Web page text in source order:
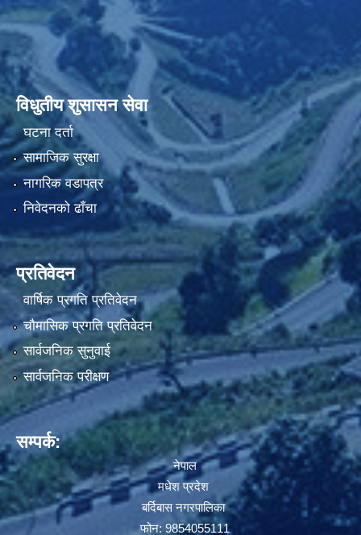
विधुतीय शुसासन सेवा
घटना दर्ता
सामाजिक सुरक्षा
नागरिक वडापत्र
निवेदनको ढाँचा
प्रतिवेदन
वार्षिक प्रगति प्रतिवेदन
चौमासिक प्रगति प्रतिवेदन
सार्वजनिक सुनुवाई
सार्वजनिक परीक्षण
सम्पर्क:
नेपाल
मधेश प्रदेश
बर्दिबास नगरपालिका
फोन: 9854055111